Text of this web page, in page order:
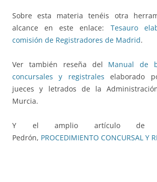
Sobre esta materia tenéis otra
alcance en este enlace: Tesauro
comisión de Registradores de Madrid.
Ver también reseña del Manual de
concursales y registrales elaborado
jueces y letrados de la
Murcia.
Y el amplio artículo de
Pedrón, PROCEDIMIENTO CONCURSAL Y